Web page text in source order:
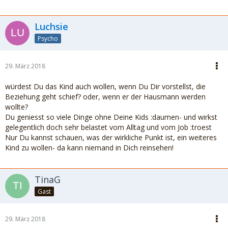
Luchsie
Psycho
29. März 2018
würdest Du das Kind auch wollen, wenn Du Dir vorstellst, die
Beziehung geht schief? oder, wenn er der Hausmann werden
wollte?
Du geniesst so viele Dinge ohne Deine Kids :daumen- und wirkst
gelegentlich doch sehr belastet vom Alltag und vom Job :troest
Nur Du kannst schauen, was der wirkliche Punkt ist, ein weiteres
Kind zu wollen- da kann niemand in Dich reinsehen!
TinaG
Gast
29. März 2018